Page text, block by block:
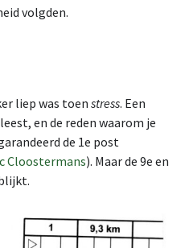
volgden.
liep was toen stress. Een
en de reden waarom je
de 1e post
Cloostermans). Maar de 9e en